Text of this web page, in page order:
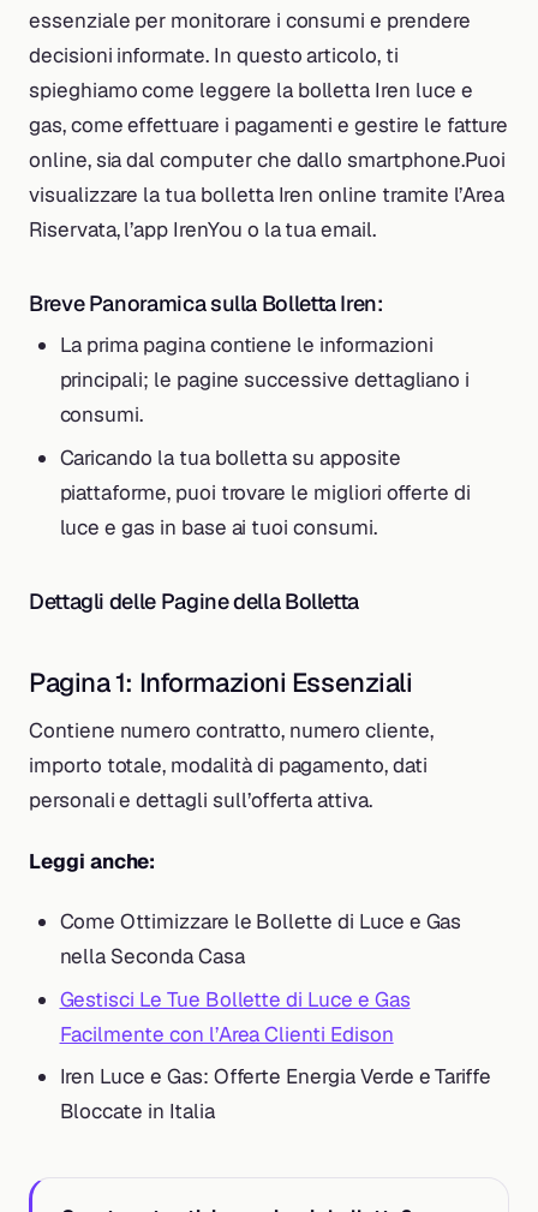
essenziale per monitorare i consumi e prendere
decisioni informate. In questo articolo, ti
spieghiamo come leggere la bolletta Iren luce e
gas, come effettuare i pagamenti e gestire le fatture
online, sia dal computer che dallo smartphone.Puoi
visualizzare la tua bolletta Iren online tramite l’Area
Riservata, l’app IrenYou o la tua email.
Breve Panoramica sulla Bolletta Iren:
La prima pagina contiene le informazioni
principali; le pagine successive dettagliano i
consumi.
Caricando la tua bolletta su apposite
piattaforme, puoi trovare le migliori offerte di
luce e gas in base ai tuoi consumi.
Dettagli delle Pagine della Bolletta
Pagina 1: Informazioni Essenziali
Contiene numero contratto, numero cliente,
importo totale, modalità di pagamento, dati
personali e dettagli sull’offerta attiva.
Leggi anche:
Come Ottimizzare le Bollette di Luce e Gas
nella Seconda Casa
Gestisci Le Tue Bollette di Luce e Gas
Facilmente con l’Area Clienti Edison
Iren Luce e Gas: Offerte Energia Verde e Tariffe
Bloccate in Italia